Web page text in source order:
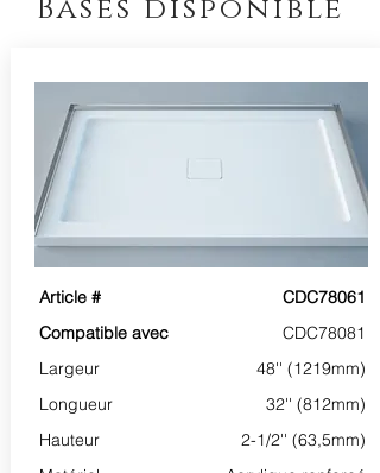
Bases disponible
Article #
Compatible avec
Largeur
Longueur
Hauteur
CDC78061
CDC78081
48'' (1219mm)
32'' (812mm)
2-1/2'' (63,5mm)